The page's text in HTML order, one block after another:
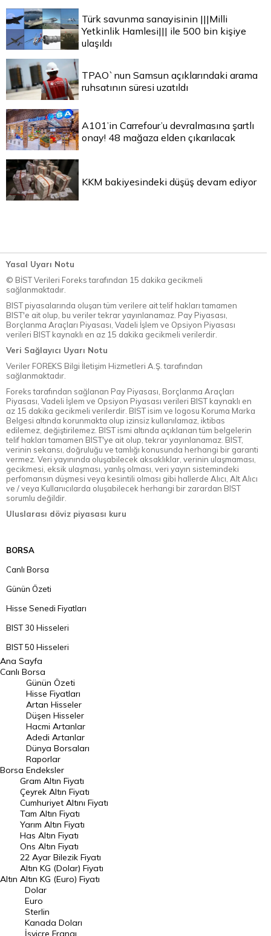
Türk savunma sanayisinin |||Milli
Yetkinlik Hamlesi||| ile 500 bin kişiye
ulaşıldı
TPAO`nun Samsun açıklarındaki arama
ruhsatının süresi uzatıldı
A101’in Carrefour’u devralmasına şartlı
onay! 48 mağaza elden çıkarılacak
KKM bakiyesindeki düşüş devam ediyor
Yasal Uyarı Notu
© BİST Verileri Foreks tarafından 15 dakika gecikmeli
sağlanmaktadır.
BIST piyasalarında oluşan tüm verilere ait telif hakları tamamen
BIST'e ait olup, bu veriler tekrar yayınlanamaz. Pay Piyasası,
Borçlanma Araçları Piyasası, Vadeli İşlem ve Opsiyon Piyasası
verileri BIST kaynaklı en az 15 dakika gecikmeli verilerdir.
Veri Sağlayıcı Uyarı Notu
Veriler FOREKS Bilgi İletişim Hizmetleri A.Ş. tarafından
sağlanmaktadır.
Foreks tarafından sağlanan Pay Piyasası, Borçlanma Araçları
Piyasası, Vadeli İşlem ve Opsiyon Piyasası verileri BIST kaynaklı en
az 15 dakika gecikmeli verilerdir. BIST isim ve logosu Koruma Marka
Belgesi altında korunmakta olup izinsiz kullanılamaz, iktibas
edilemez, değiştirilemez. BIST ismi altında açıklanan tüm belgelerin
telif hakları tamamen BIST'ye ait olup, tekrar yayınlanamaz. BIST,
verinin sekansı, doğruluğu ve tamlığı konusunda herhangi bir garanti
vermez. Veri yayınında oluşabilecek aksaklıklar, verinin ulaşmaması,
gecikmesi, eksik ulaşması, yanlış olması, veri yayın sistemindeki
perfomansın düşmesi veya kesintili olması gibi hallerde Alıcı, Alt Alıcı
ve / veya Kullanıcılarda oluşabilecek herhangi bir zarardan BIST
sorumlu değildir.
Uluslarası döviz piyasası kuru
BORSA
Canlı Borsa
Günün Özeti
Hisse Senedi Fiyatları
BIST 30 Hisseleri
BIST 50 Hisseleri
BIST 100 Hisseleri
En Çok Artan Hisseler
En Çok Düşen Hisseler
Hacmi Artanlar
Geçmiş Kapanışlar
Dünya Borsaları
Raporlar
Endeksler
DÖVİZ
Döviz Kuru
Dolar Kuru
Euro Kuru
Pound Kuru
Frank Kuru
Ana Sayfa
Canlı Borsa
Borsa
Günün Özeti
Hisse Fiyatları
Artan Hisseler
Düşen Hisseler
Hacmi Artanlar
Adedi Artanlar
Dünya Borsaları
Raporlar
Endeksler
Altın
Gram Altın Fiyatı
Çeyrek Altın Fiyatı
Cumhuriyet Altını Fiyatı
Tam Altın Fiyatı
Yarım Altın Fiyatı
Has Altın Fiyatı
Ons Altın Fiyatı
22 Ayar Bilezik Fiyatı
Altın KG (Dolar) Fiyatı
Altın KG (Euro) Fiyatı
Dolar
Euro
Sterlin
Kanada Doları
İsviçre Frangı